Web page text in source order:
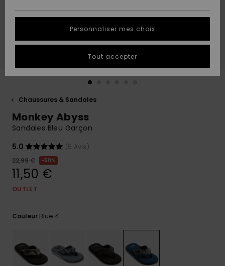
A
Découvrir
A
Découvrir
tailles
conversation
obtenir la
plus rapide
à votre
question.
Démarrer
et notre
formulaire
de
QUIKSILVER
Chaussures & Sandales
Monkey Abyss
Sandales Bleu Garçon
5.0
(5 Avis)
22,99 €
50%
11,50 €
OUTLET
Couleur Blue 4
Personnaliser mes choix
Tout accepter